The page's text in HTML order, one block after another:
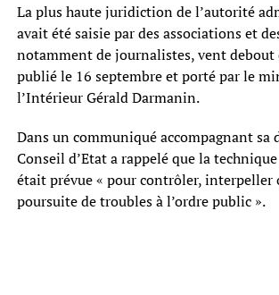
La plus haute juridiction de l’autorité
avait été saisie par des associations et
notamment de journalistes, vent debout
publié le 16 septembre et porté par le
l’Intérieur Gérald Darmanin.
Dans un communiqué accompagnant sa
Conseil d’Etat a rappelé que la technique
était prévue « pour contrôler, interpeller
poursuite de troubles à l’ordre public ».